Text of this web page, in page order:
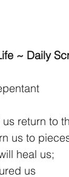
~ Daily
us return to
us to
will heal us;
us